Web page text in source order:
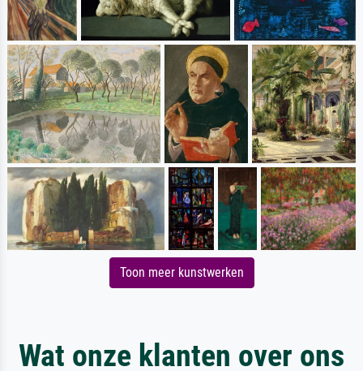
Toon meer kunstwerken
Wat onze klanten over ons